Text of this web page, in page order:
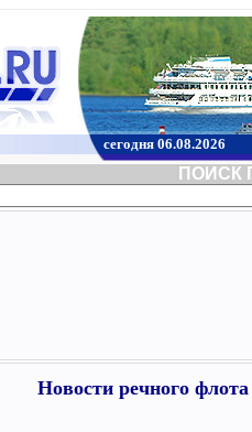
сегодня 06.08.2026
ПОИСК
Новости речного